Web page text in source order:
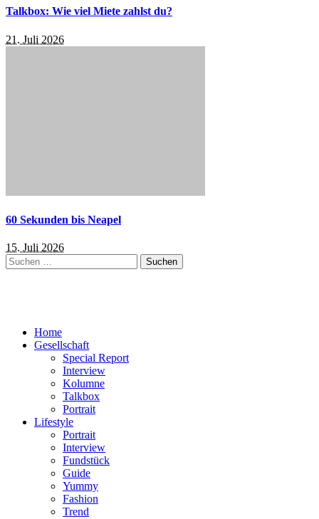
Talkbox: Wie viel Miete zahlst du?
21. Juli 2026
60 Sekunden bis Neapel
15. Juli 2026
Suchen
nach:
Home
Gesellschaft
Special Report
Interview
Kolumne
Talkbox
Portrait
Lifestyle
Portrait
Interview
Fundstück
Guide
Yummy
Fashion
Trend